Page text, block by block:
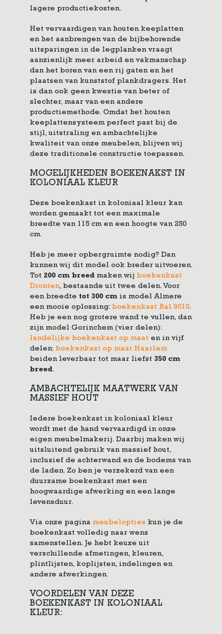
lagere productiekosten.
Het vervaardigen van houten keeplatten
en het aanbrengen van de bijbehorende
uitsparingen in de legplanken vraagt
aanzienlijk meer arbeid en vakmanschap
dan het boren van een rij gaten en het
plaatsen van kunststof plankdragers. Het
is dan ook geen kwestie van beter of
slechter, maar van een andere
productiemethode. Omdat het houten
keeplattensysteem perfect past bij de
stijl, uitstraling en ambachtelijke
kwaliteit van onze meubelen, blijven wij
deze traditionele constructie toepassen.
MOGELIJKHEDEN BOEKENAKST IN
KOLONIAAL KLEUR
Deze boekenkast in koloniaal kleur kan
worden gemaakt tot een maximale
breedte van 115 cm en een hoogte van 250
cm.
Heb je meer opbergruimte nodig? Dan
kunnen wij dit model ook breder uitvoeren.
Tot 200 cm breed maken wij boekenkast
Dronten, bestaande uit twee delen. Voor
een breedte tot 300 cm is model Almere
een mooie oplossing: boekenkast Ral 9010.
Heb je een nog grotere wand te vullen, dan
zijn model Gorinchem (vier delen):
landelijke boekenkast op maat en in vijf
delen: boekenkast op maat Haarlem
beiden leverbaar tot maar liefst 350 cm
breed.
AMBACHTELIJK MAATWERK VAN
MASSIEF HOUT
Iedere boekenkast in koloniaal kleur
wordt met de hand vervaardigd in onze
eigen meubelmakerij. Daarbij maken wij
uitsluitend gebruik van massief hout,
inclusief de achterwand en de bodems van
de laden. Zo ben je verzekerd van een
duurzame boekenkast met een
hoogwaardige afwerking en een lange
levensduur.
Via onze pagina meubelopties kun je de
boekenkast volledig naar wens
samenstellen. Je hebt keuze uit
verschillende afmetingen, kleuren,
plintlijsten, koplijsten, indelingen en
andere afwerkingen.
VOORDELEN VAN DEZE
BOEKENKAST IN KOLONIAAL
KLEUR: